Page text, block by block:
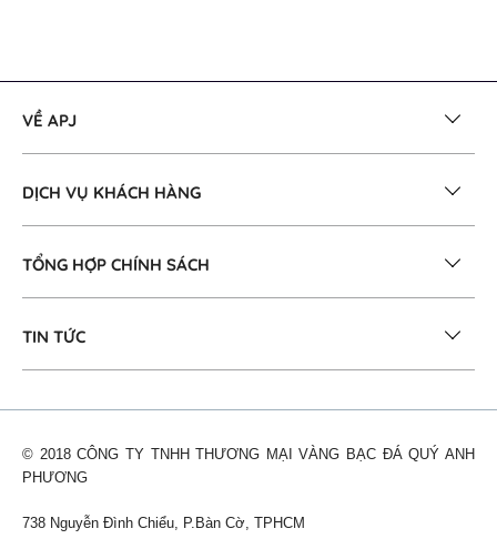
VỀ APJ
DỊCH VỤ KHÁCH HÀNG
TỔNG HỢP CHÍNH SÁCH
TIN TỨC
© 2018 CÔNG TY TNHH THƯƠNG MẠI VÀNG BẠC ĐÁ QUÝ ANH
PHƯƠNG
738 Nguyễn Đình Chiểu, P.Bàn Cờ, TPHCM